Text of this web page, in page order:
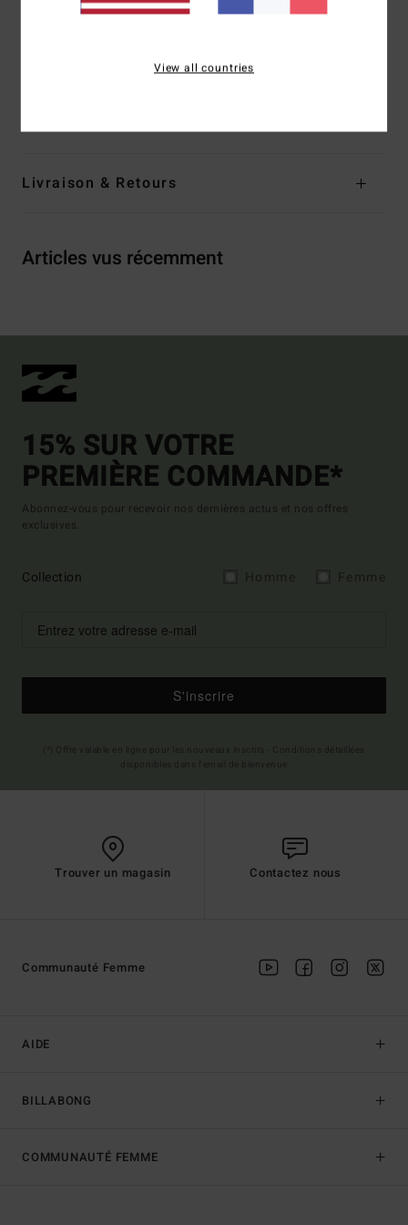
Logotage :Sérigraphie sur la poitrine
[Matière principale] 55% coton, 25% coton
Livraison & Retours
Articles vus récemment
15% SUR VOTRE
PREMIÈRE COMMANDE*
Abonnez-vous pour recevoir nos dernières actus et nos offres
exclusives.
Collection
S'inscrire
Trouver un magasin Contactez nous
AIDE
BILLABONG
Communauté Femme
COMMUNAUTÉ FEMME
View all countries